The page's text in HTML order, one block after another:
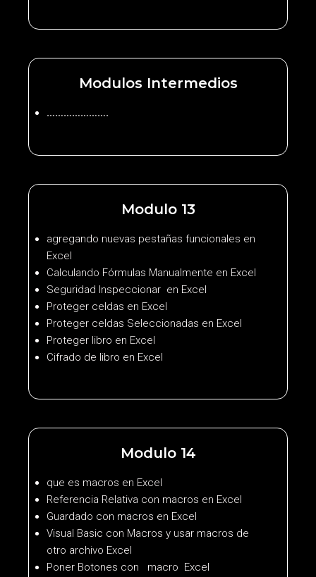
Modulos Intermedios
………………….
Modulo 13
agregando nuevas pestañas funcionales en
Excel
Calculando Fórmulas Manualmente en Excel
Seguridad Inspeccionar en Excel
Proteger celdas en Excel
Proteger celdas Seleccionadas en Excel
Proteger libro en Excel
Cifrado de libro en Excel
Modulo 14
que es macros en Excel
Referencia Relativa con macros en Excel
Guardado con macros en Excel
Visual Basic con Macros y usar macros de
otro archivo Excel
Poner Botones con macro Excel